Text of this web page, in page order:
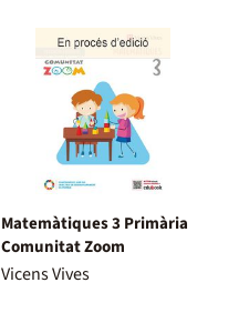
Matemàtiques 3 Primària
Comunitat Zoom
Vicens Vives